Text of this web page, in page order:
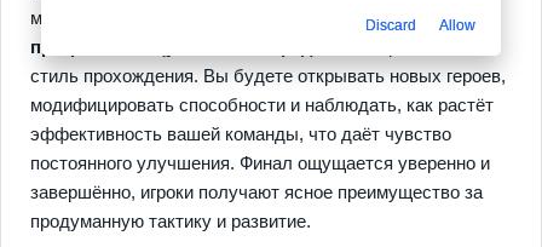
можно выделить
синергию персонажейисистему
прогресса с ощутимыми наградами
стиль прохождения. Вы будете открывать новых героев,
модифицировать способности и наблюдать, как растёт
эффективность вашей команды, что даёт чувство
постоянного улучшения. Финал ощущается уверенно и
завершённо, игроки получают ясное преимущество за
продуманную тактику и развитие.
Discard Allow